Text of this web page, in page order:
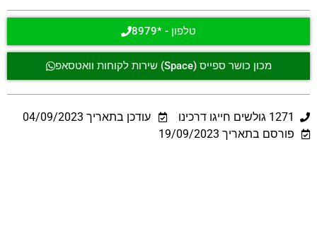
טלפון - *8979
מכון כושר ספייס (Space) שירות לקוחות וואטסאפ
1271 גולשים חייגו דרכינו עודכן בתאריך 04/09/2023
פורסם בתאריך 19/09/2023